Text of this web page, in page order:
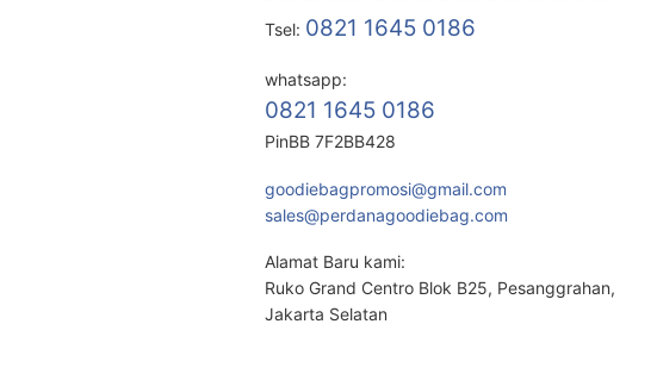
Tsel: 0821 1645 0186
whatsapp:
0821 1645 0186
PinBB 7F2BB428
goodiebagpromosi@gmail.com
sales@perdanagoodiebag.com
Alamat Baru kami:
Ruko Grand Centro Blok B25, Pesanggrahan,
Jakarta Selatan